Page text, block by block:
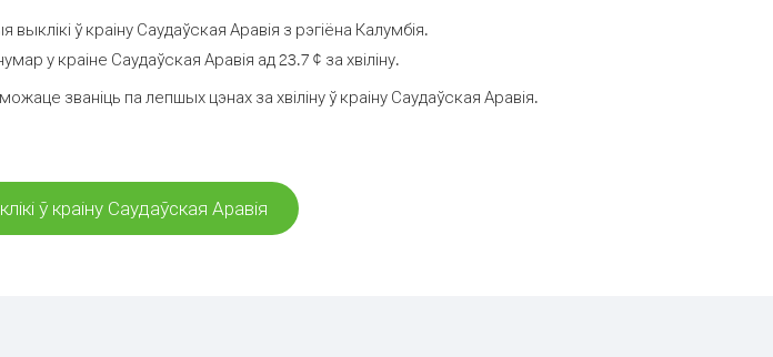
ў краіну Саудаўская Аравія з рэгіёна Калумбія.
у краіне Саудаўская Аравія ад 23.7 ¢ за хвіліну.
званіць па лепшых цэнах за хвіліну ў краіну Саудаўская Аравія.
ў краіну Саудаўская Аравія